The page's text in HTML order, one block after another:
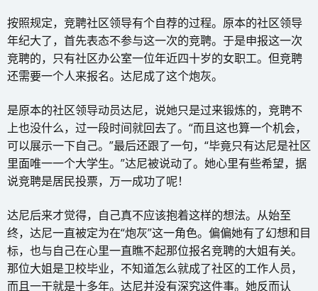
按照规定，竞聘社区领导有个自荐的过程。原本的社区领导
年纪大了，首先表态不参与这一次的竞聘。于是申报这一次
竞聘的，只有社区办公室一位年近四十岁的女职工。但竞聘
还需要一个人来报名。达尼成了这个炮灰。
是原本的社区领导动员达尼，说她只是过来锻炼的，竞聘不
上也没什么，过一段时间就回去了。“而且这也算一个机会，
可以展示一下自己。”最后还跟了一句，“毕竟只有达尼是社区
里面唯一一个大学生。”达尼被说动了。她心里有些希望，据
说竞聘是居民投票，万一成功了呢！
达尼后来才觉得，自己真不应该抱着这样的想法。从始至
终，达尼一直被定为在“炮灰”这一角色。偏偏她有了幻想和目
标，也与自己在心里一直瞧不起那位报名竞聘的大姐有关。
那位大姐是卫校毕业，不知道怎么就成了社区的工作人员，
而且一干就是十多年。达尼并没有深究这件事。她反而认